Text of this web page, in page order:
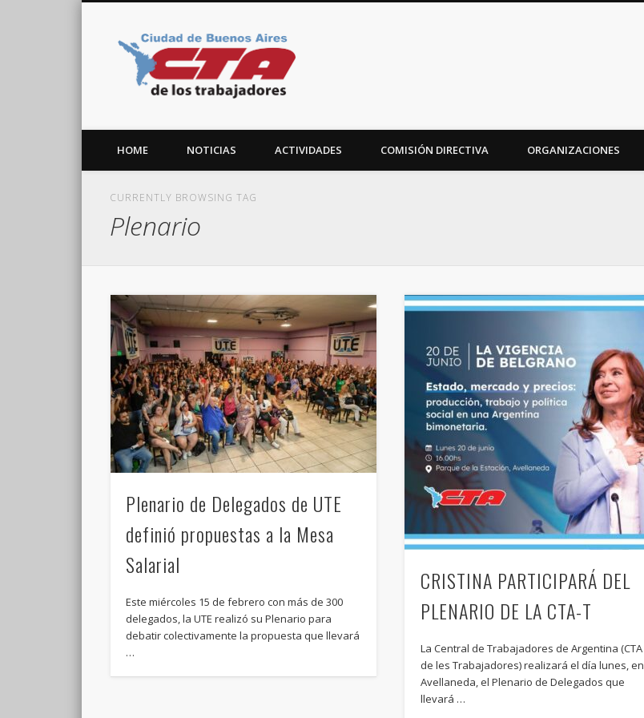
CTA Ciudad
Vimeo
HOME NOTICIAS ACTIVIDADES COMISIÓN DIRECTIVA ORGANIZACIONES
CURRENTLY BROWSING TAG
Plenario
Plenario de Delegados de UTE
definió propuestas a la Mesa
Salarial
Este miércoles 15 de febrero con más de 300
delegados, la UTE realizó su Plenario para
debatir colectivamente la propuesta que llevará
…
CRISTINA PARTICIPARÁ DEL
PLENARIO DE LA CTA-T
La Central de Trabajadores de Argentina (CTA
de les Trabajadores) realizará el día lunes, en
Avellaneda, el Plenario de Delegados que
llevará …